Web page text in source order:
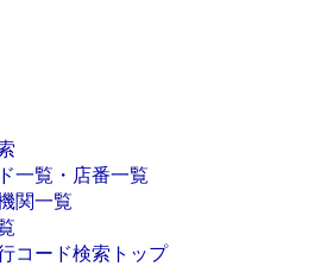
一覧・店番一覧
関一覧
コード検索トップ